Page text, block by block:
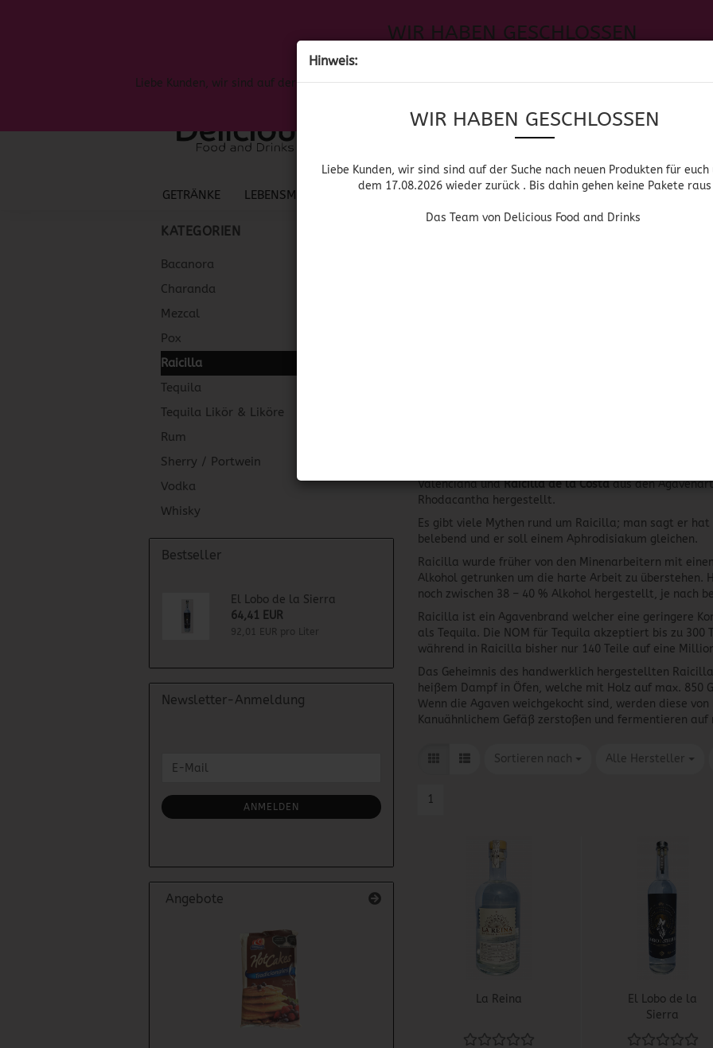
Hinweis:
WIR HABEN GESCHLOSSEN
Liebe Kunden, wir sind sind auf der Suche nach neuen Produkten für euch
dem 17.08.2026 wieder zurück . Bis dahin gehen keine Pakete raus
Das Team von Delicious Food and Drinks
Lieferland
WIR HABEN GESCHLOSSEN
Liebe Kunden, wir sind auf der Suche nach neuen Produkten für euch und wieder ab dem 17.08.2026 zurück.
Das Team von Delicious Food and Drinks
GETRÄNKE LEBENSMITTEL HOME & LIVING
Startseite » Spirituosen, Bier & Wein » Raicilla
Raicilla ist ein endemisches Getränk aus den
wie Tequila und Mezcal, aus Agaven hergestellt. Der
wird nur aus der blauen Weber Agave, Raicilla aus 5
In Jalisco wachsen diese Agaven in den Ausläufern
Höhe von 1200 Metern über dem Meeresspiegel und
wird aus den Agavenarten
Valenciana undRaicilla de la Costaaus den
Rhodacantha hergestellt.
Es gibt viele Mythen rund um Raicilla; man sagt er
belebend und er soll einem Aphrodisiakum gleichen.
Raicilla wurde früher von den Minenarbeitern mit
Alkohol getrunken um die harte Arbeit zu überstehen.
noch zwischen 38 – 40 % Alkohol hergestellt, je nach
Raicilla ist ein Agavenbrand welcher eine geringere
als Tequila. Die NOM für Tequila akzeptiert bis zu 300
während in Raicilla bisher nur 140 Teile auf eine
Das Geheimnis des handwerklich hergestellten
heißem Dampf in Öfen, welche mit Holz auf max. 850
Wenn die Agaven weichgekocht sind, werden diese
Kanuähnlichem Gefäß zerstoßen und fermentieren
Sortieren nach
Sortieren nach Alle Hersteller
pro Seite
1
La Reina
El Lobo de la
Sierra
KATEGORIEN
Bacanora
Charanda
Mezcal
Pox
Raicilla
Tequila
Tequila Likör & Liköre
Rum
Sherry / Portwein
Vodka
Whisky
Bestseller
El Lobo de la Sierra
64,41 EUR
92,01 EUR pro Liter
Newsletter-Anmeldung
ZUR
ANMELDUNG
E-
ANMELDEN
Angebote